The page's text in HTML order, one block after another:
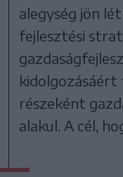
alegység jön
fejlesztési
kidolgozásáért
részeként
alakul. A cél,